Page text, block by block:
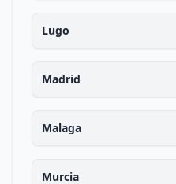
Lugo
Madrid
Malaga
Murcia